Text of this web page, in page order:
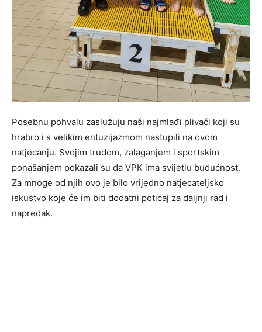
Posebnu pohvalu zaslužuju naši najmlađi plivači koji su
hrabro i s velikim entuzijazmom nastupili na ovom
natjecanju. Svojim trudom, zalaganjem i sportskim
ponašanjem pokazali su da VPK ima svijetlu budućnost.
Za mnoge od njih ovo je bilo vrijedno natjecateljsko
iskustvo koje će im biti dodatni poticaj za daljnji rad i
napredak.